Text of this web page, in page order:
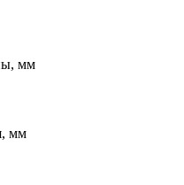
мм
мм